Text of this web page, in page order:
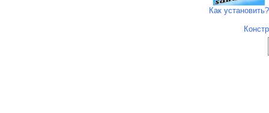
Как установить?